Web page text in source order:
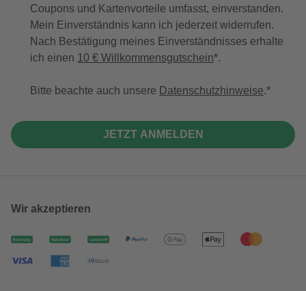
Coupons und Kartenvorteile umfasst, einverstanden.
Mein Einverständnis kann ich jederzeit widerrufen.
Nach Bestätigung meines Einverständnisses erhalte
ich einen 10 € Willkommensgutschein*.
Bitte beachte auch unsere Datenschutzhinweise.
JETZT ANMELDEN
Wir akzeptieren